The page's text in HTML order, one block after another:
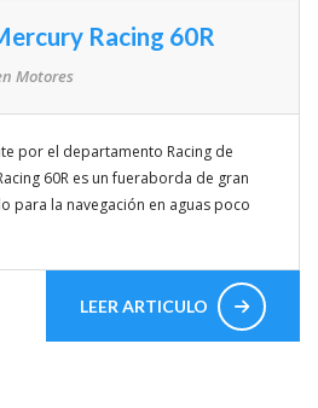
Racing 60R
Motores
por el departamento Racing de
60R es un fueraborda de gran
para la navegación en aguas poco
LEER ARTICULO